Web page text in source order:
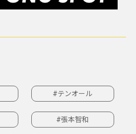
#テンオール
#張本智和